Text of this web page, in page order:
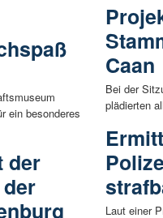
ein besonderes
der
Caan
Bei der
plädierten
Laut einer